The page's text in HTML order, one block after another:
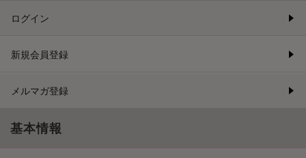
ログイン
新規会員登録
メルマガ登録
基本情報